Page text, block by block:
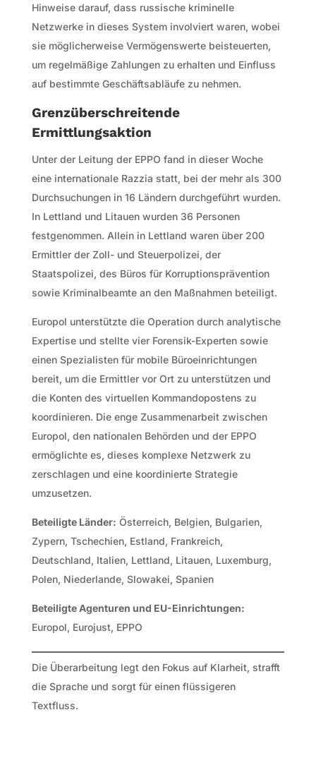
Hinweise darauf, dass russische kriminelle
Netzwerke in dieses System involviert waren, wobei
sie möglicherweise Vermögenswerte beisteuerten,
um regelmäßige Zahlungen zu erhalten und Einfluss
auf bestimmte Geschäftsabläufe zu nehmen.
Grenzüberschreitende
Ermittlungsaktion
Unter der Leitung der EPPO fand in dieser Woche
eine internationale Razzia statt, bei der mehr als 300
Durchsuchungen in 16 Ländern durchgeführt wurden.
In Lettland und Litauen wurden 36 Personen
festgenommen. Allein in Lettland waren über 200
Ermittler der Zoll- und Steuerpolizei, der
Staatspolizei, des Büros für Korruptionsprävention
sowie Kriminalbeamte an den Maßnahmen beteiligt.
Europol unterstützte die Operation durch analytische
Expertise und stellte vier Forensik-Experten sowie
einen Spezialisten für mobile Büroeinrichtungen
bereit, um die Ermittler vor Ort zu unterstützen und
die Konten des virtuellen Kommandopostens zu
koordinieren. Die enge Zusammenarbeit zwischen
Europol, den nationalen Behörden und der EPPO
ermöglichte es, dieses komplexe Netzwerk zu
zerschlagen und eine koordinierte Strategie
umzusetzen.
Beteiligte Länder: Österreich, Belgien, Bulgarien,
Zypern, Tschechien, Estland, Frankreich,
Deutschland, Italien, Lettland, Litauen, Luxemburg,
Polen, Niederlande, Slowakei, Spanien
Beteiligte Agenturen und EU-Einrichtungen:
Europol, Eurojust, EPPO
Die Überarbeitung legt den Fokus auf Klarheit, strafft
die Sprache und sorgt für einen flüssigeren
Textfluss.